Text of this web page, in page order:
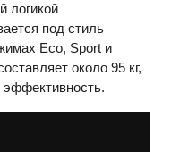
логикой
под стиль
Eco, Sport и
около 95 кг,
эффективность.